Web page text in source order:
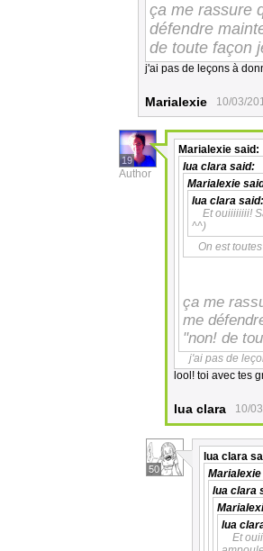
ça me rassure
défendre
de toute façon
j'ai pas de leçons à
Marialexie 10/03/
19
Author
Marialexie said:
lua clara said:
Marialexie
lua clara said:
Et ouiiiiiiii!
^^)
On est
ça me
me
"non! de
j'ai pas de
lool! toi avec tes
lua clara 10/
50
lua clara
Marialexie
lua clara
lua
Et